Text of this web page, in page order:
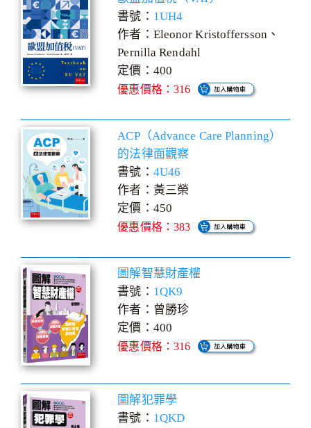
書號： 1UH4
作者：Eleonor Kristoffersson、
Pernilla Rendahl
定價：400
優惠價格：316
ACP（Advance Care Planning）
的法律面觀察
書號： 4U46
作者：黃三榮
定價：450
優惠價格：383
圖解智慧財產權
書號： 1QK9
作者：曾勝珍
定價：400
優惠價格：316
圖解犯罪學
書號： 1QKD